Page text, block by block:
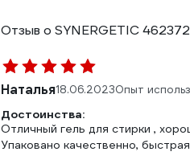
Отзыв о SYNERGETIC
Наталья18.06.2023Опыт
Достоинства:
Отличный гель для стирки ,
Упаковано качественно,